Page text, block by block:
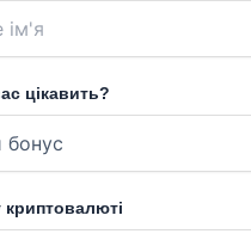
цікавить?